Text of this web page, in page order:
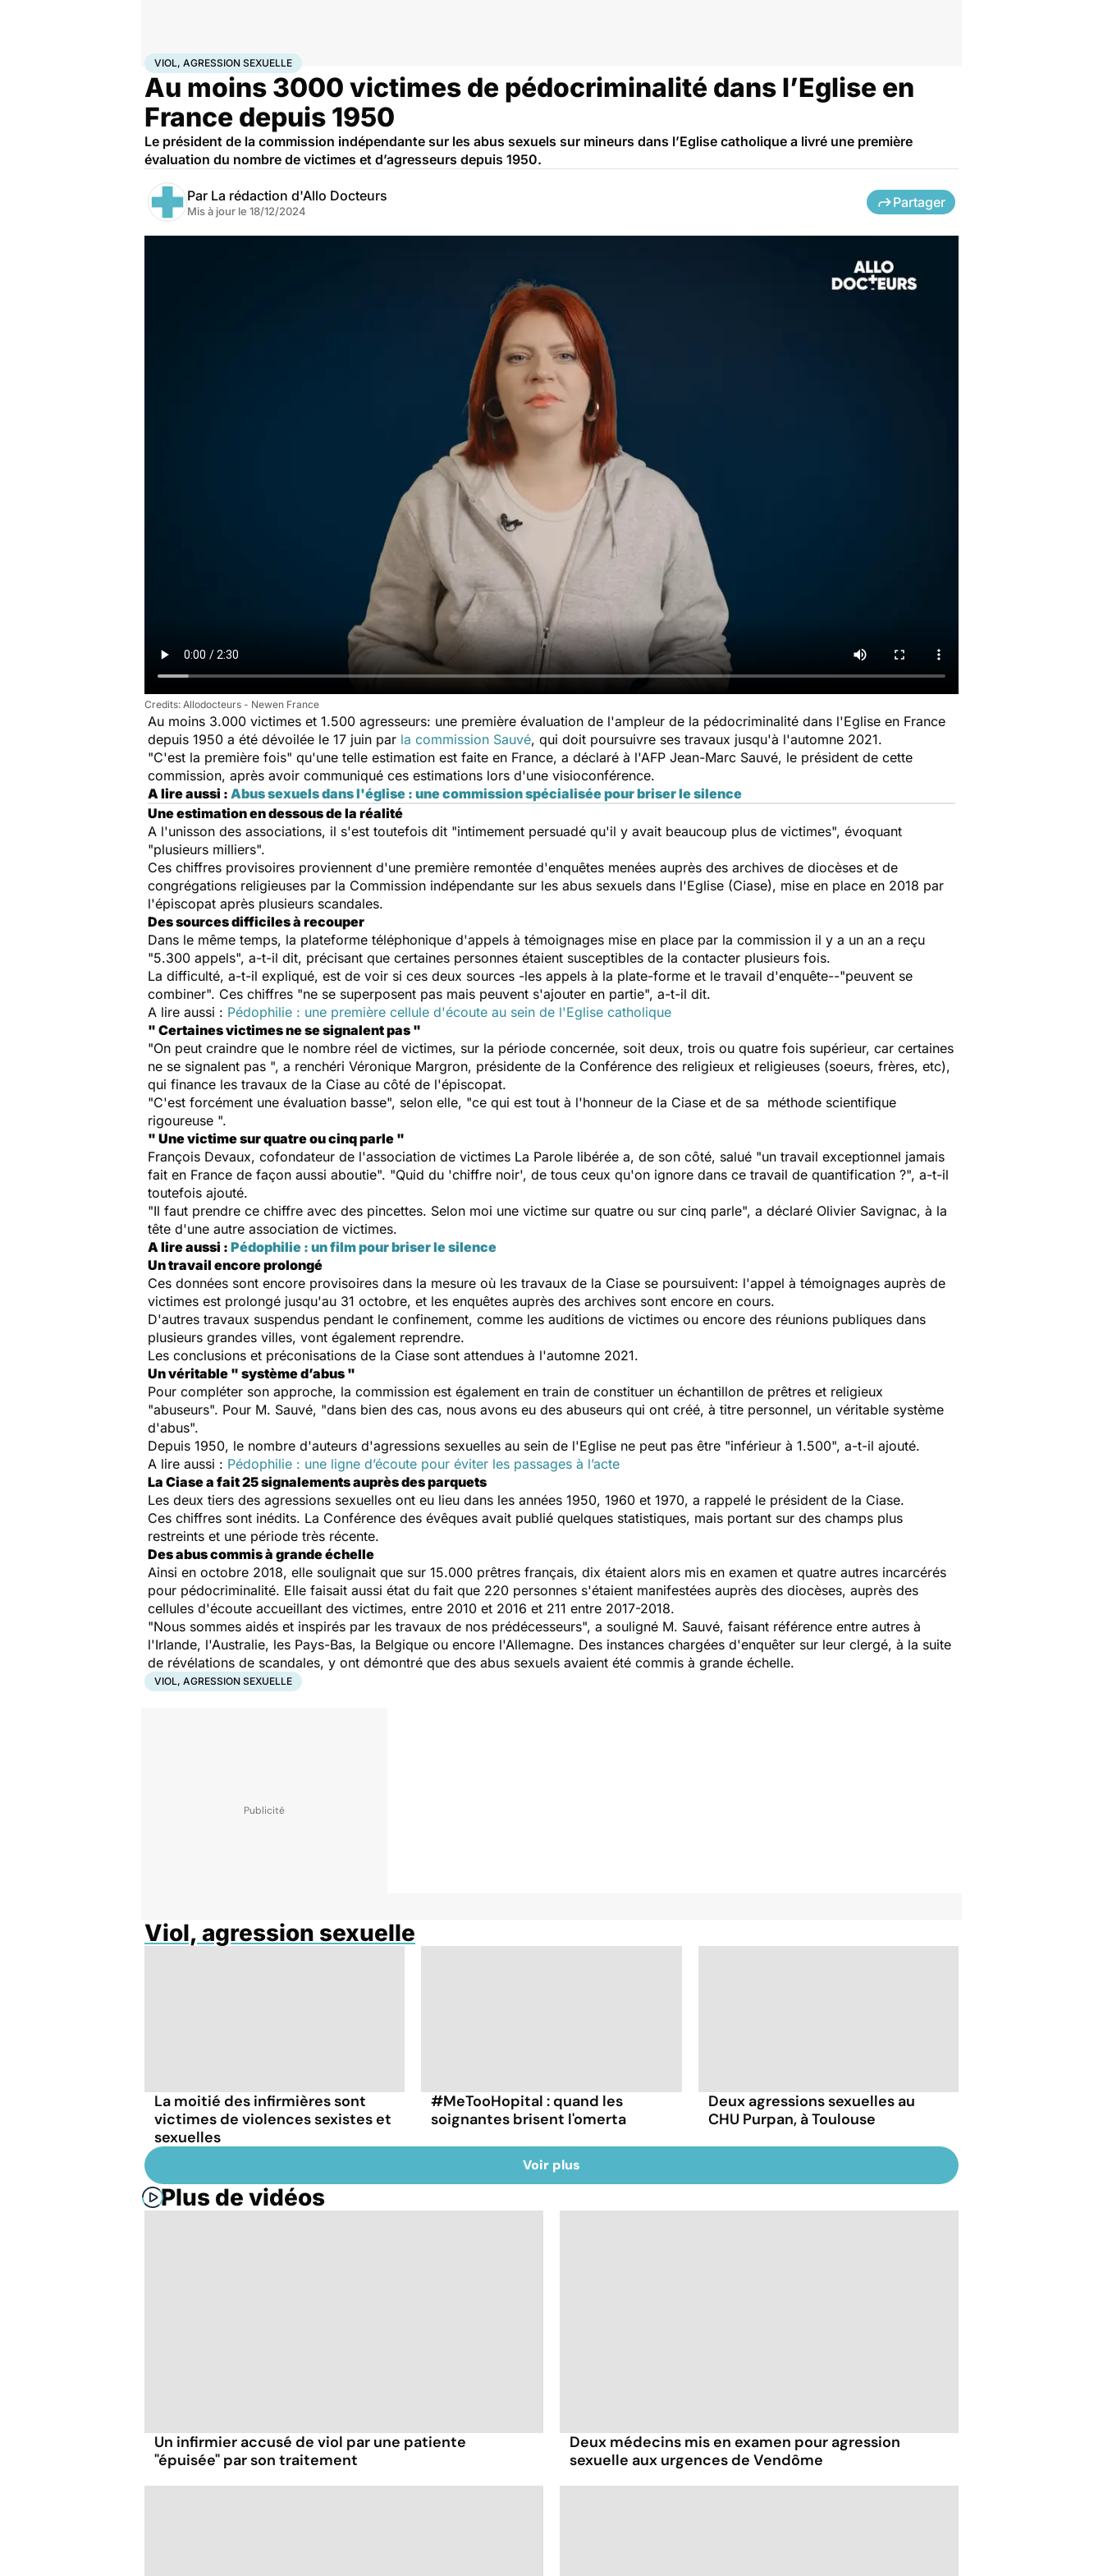
Accueil SantéViol, agression sexuelle
VIOL, AGRESSION SEXUELLE
Au moins 3000 victimes de pédocriminalité dans l’Eglise en
France depuis 1950
Le président de la commission indépendante sur les abus sexuels sur mineurs dans l’Eglise catholique a livré une première
évaluation du nombre de victimes et d’agresseurs depuis 1950.
Par La rédaction d'Allo Docteurs
Mis à jour le 18/12/2024
Partager
Allodocteurs - Newen France
Au moins 3.000 victimes et 1.500 agresseurs: une première évaluation de l'ampleur de la pédocriminalité dans l'Eglise en France
depuis 1950 a été dévoilée le 17 juin par la commission Sauvé, qui doit poursuivre ses travaux jusqu'à l'automne 2021.
"C'est la première fois" qu'une telle estimation est faite en France, a déclaré à l'AFP Jean-Marc Sauvé, le président de cette
commission, après avoir communiqué ces estimations lors d'une visioconférence.
A lire aussi : Abus sexuels dans l'église : une commission spécialisée pour briser le silence
Une estimation en dessous de la réalité
A l'unisson des associations, il s'est toutefois dit "intimement persuadé qu'il y avait beaucoup plus de victimes", évoquant
"plusieurs milliers".
Ces chiffres provisoires proviennent d'une première remontée d'enquêtes menées auprès des archives de diocèses et de
congrégations religieuses par la Commission indépendante sur les abus sexuels dans l'Eglise (Ciase), mise en place en 2018 par
l'épiscopat après plusieurs scandales.
Des sources difficiles à recouper
Dans le même temps, la plateforme téléphonique d'appels à témoignages mise en place par la commission il y a un an a reçu
"5.300 appels", a-t-il dit, précisant que certaines personnes étaient susceptibles de la contacter plusieurs fois.
La difficulté, a-t-il expliqué, est de voir si ces deux sources -les appels à la plate-forme et le travail d'enquête--"peuvent se
combiner". Ces chiffres "ne se superposent pas mais peuvent s'ajouter en partie", a-t-il dit.
A lire aussi : Pédophilie : une première cellule d'écoute au sein de l'Eglise catholique
" Certaines victimes ne se signalent pas "
"On peut craindre que le nombre réel de victimes, sur la période concernée, soit deux, trois ou quatre fois supérieur, car certaines
ne se signalent pas ", a renchéri Véronique Margron, présidente de la Conférence des religieux et religieuses (soeurs, frères, etc),
qui finance les travaux de la Ciase au côté de l'épiscopat.
"C'est forcément une évaluation basse", selon elle, "ce qui est tout à l'honneur de la Ciase et de sa méthode scientifique
rigoureuse ".
" Une victime sur quatre ou cinq parle "
François Devaux, cofondateur de l'association de victimes La Parole libérée a, de son côté, salué "un travail exceptionnel jamais
fait en France de façon aussi aboutie". "Quid du 'chiffre noir', de tous ceux qu'on ignore dans ce travail de quantification ?", a-t-il
toutefois ajouté.
"Il faut prendre ce chiffre avec des pincettes. Selon moi une victime sur quatre ou sur cinq parle", a déclaré Olivier Savignac, à la
tête d'une autre association de victimes.
A lire aussi : Pédophilie : un film pour briser le silence
Un travail encore prolongé
Ces données sont encore provisoires dans la mesure où les travaux de la Ciase se poursuivent: l'appel à témoignages auprès de
victimes est prolongé jusqu'au 31 octobre, et les enquêtes auprès des archives sont encore en cours.
D'autres travaux suspendus pendant le confinement, comme les auditions de victimes ou encore des réunions publiques dans
plusieurs grandes villes, vont également reprendre.
Les conclusions et préconisations de la Ciase sont attendues à l'automne 2021.
Un véritable " système d’abus "
Pour compléter son approche, la commission est également en train de constituer un échantillon de prêtres et religieux
"abuseurs". Pour M. Sauvé, "dans bien des cas, nous avons eu des abuseurs qui ont créé, à titre personnel, un véritable système
d'abus".
Depuis 1950, le nombre d'auteurs d'agressions sexuelles au sein de l'Eglise ne peut pas être "inférieur à 1.500", a-t-il ajouté.
A lire aussi : Pédophilie : une ligne d’écoute pour éviter les passages à l’acte
La Ciase a fait 25 signalements auprès des parquets
Les deux tiers des agressions sexuelles ont eu lieu dans les années 1950, 1960 et 1970, a rappelé le président de la Ciase.
Ces chiffres sont inédits. La Conférence des évêques avait publié quelques statistiques, mais portant sur des champs plus
restreints et une période très récente.
Des abus commis à grande échelle
Ainsi en octobre 2018, elle soulignait que sur 15.000 prêtres français, dix étaient alors mis en examen et quatre autres incarcérés
pour pédocriminalité. Elle faisait aussi état du fait que 220 personnes s'étaient manifestées auprès des diocèses, auprès des
cellules d'écoute accueillant des victimes, entre 2010 et 2016 et 211 entre 2017-2018.
"Nous sommes aidés et inspirés par les travaux de nos prédécesseurs", a souligné M. Sauvé, faisant référence entre autres à
l'Irlande, l'Australie, les Pays-Bas, la Belgique ou encore l'Allemagne. Des instances chargées d'enquêter sur leur clergé, à la suite
de révélations de scandales, y ont démontré que des abus sexuels avaient été commis à grande échelle.
VIOL, AGRESSION SEXUELLE
Viol, agression sexuelle
La moitié des infirmières sont
victimes de violences sexistes et
sexuelles
#MeTooHopital : quand les
soignantes brisent l'omerta
Deux agressions sexuelles au
CHU Purpan, à Toulouse
Voir plus
Plus de vidéos
Un infirmier accusé de viol par une patiente
"épuisée" par son traitement
Deux médecins mis en examen pour agression
sexuelle aux urgences de Vendôme